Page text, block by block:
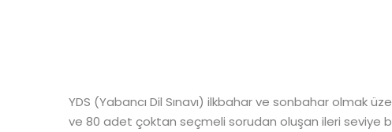
YDS (Yabancı Dil Sınavı) ilkbahar ve sonbahar olmak
ve 80 adet çoktan seçmeli sorudan oluşan ileri seviye bir